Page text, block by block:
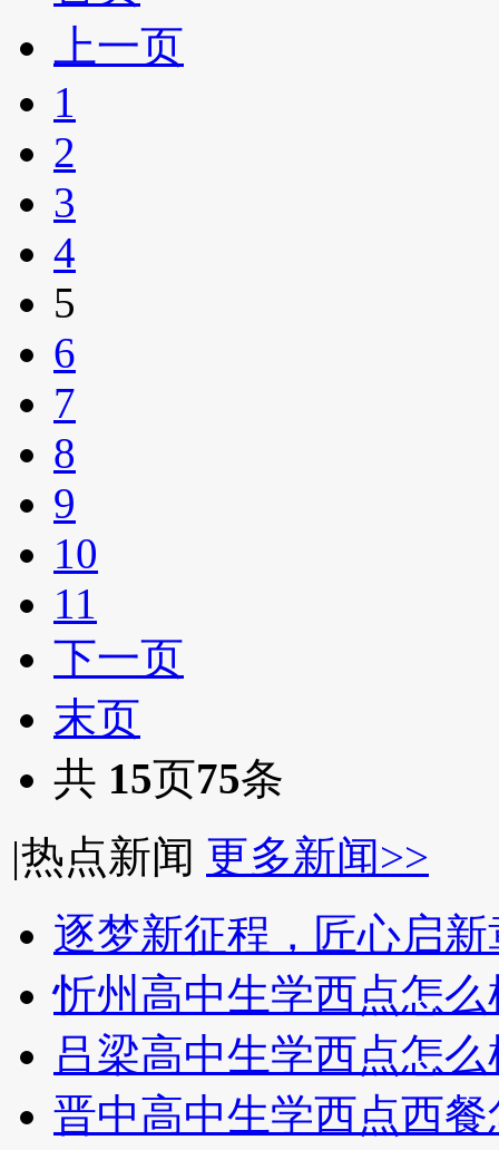
上一页
1
2
3
4
5
6
7
8
9
10
11
下一页
末页
共 15页75条
|热点新闻 更多新闻>>
逐梦新征程，匠心启新
忻州高中生学西点怎
吕梁高中生学西点怎
晋中高中生学西点西